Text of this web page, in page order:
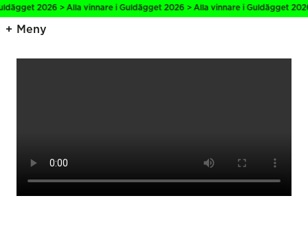
2026 > Alla vinnare i Guldägget 2026 > Alla vinnare i Guldägget
Meny